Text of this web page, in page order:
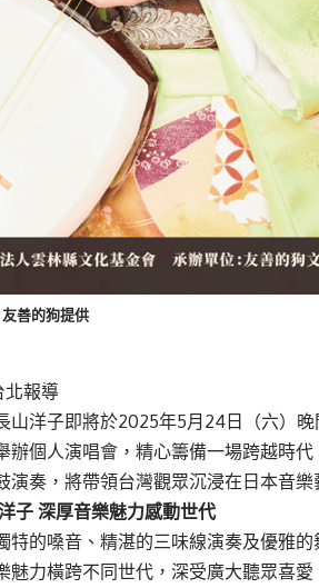
善的狗提供
北報導
山洋子即將於2025年5月24日（六）
辦個人演唱會，精心籌備一場跨越時
演奏，將帶領台灣觀眾沉浸在日本音樂
子 深厚音樂魅力感動世代
特的嗓音、精湛的三味線演奏及優雅
魅力橫跨不同世代，深受廣大聽眾喜